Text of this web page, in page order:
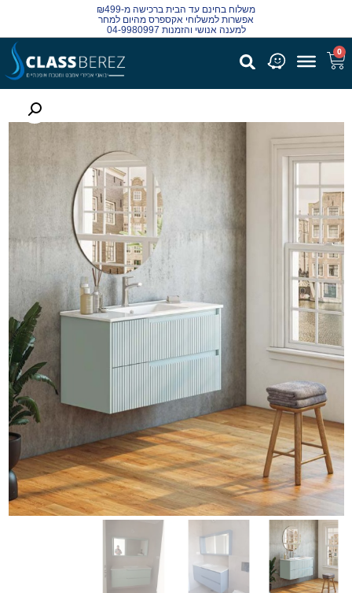
משלוח בחינם עד הבית ברכישה מ-₪499
אפשרות למשלוחי אקספרס מהיום למחר
למענה אנושי והזמנות 04-9980997
0